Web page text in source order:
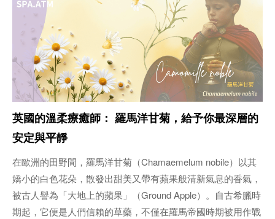
英國的溫柔療癒師： 羅馬洋甘菊，給予你最深層的
安定與平靜
在歐洲的田野間，羅馬洋甘菊（Chamaemelum nobile）以其
嬌小的白色花朵，散發出甜美又帶有蘋果般清新氣息的香氣，
被古人譽為「大地上的蘋果」（Ground Apple）。自古希臘時
期起，它便是人們信賴的草藥，不僅在羅馬帝國時期被用作戰